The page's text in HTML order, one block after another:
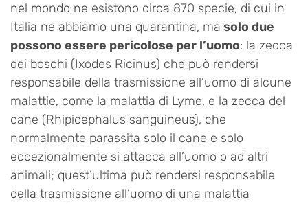
nel mondo ne esistono circa 870 specie, di cui in
Italia ne abbiamo una quarantina, ma solo due
possono essere pericolose per l’uomo: la zecca
dei boschi (Ixodes Ricinus) che può rendersi
responsabile della trasmissione all’uomo di alcune
malattie, come la malattia di Lyme, e la zecca del
cane (Rhipicephalus sanguineus), che
normalmente parassita solo il cane e solo
eccezionalmente si attacca all’uomo o ad altri
animali; quest’ultima può rendersi responsabile
della trasmissione all’uomo di una malattia